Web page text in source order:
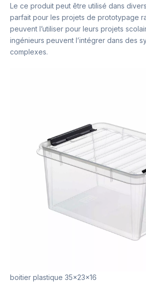
Le ce produit peut être utilisé dans
parfait pour les projets de prototypage
peuvent l’utiliser pour leurs projets
ingénieurs peuvent l’intégrer dans des
complexes.
boitier plastique 35x23x16